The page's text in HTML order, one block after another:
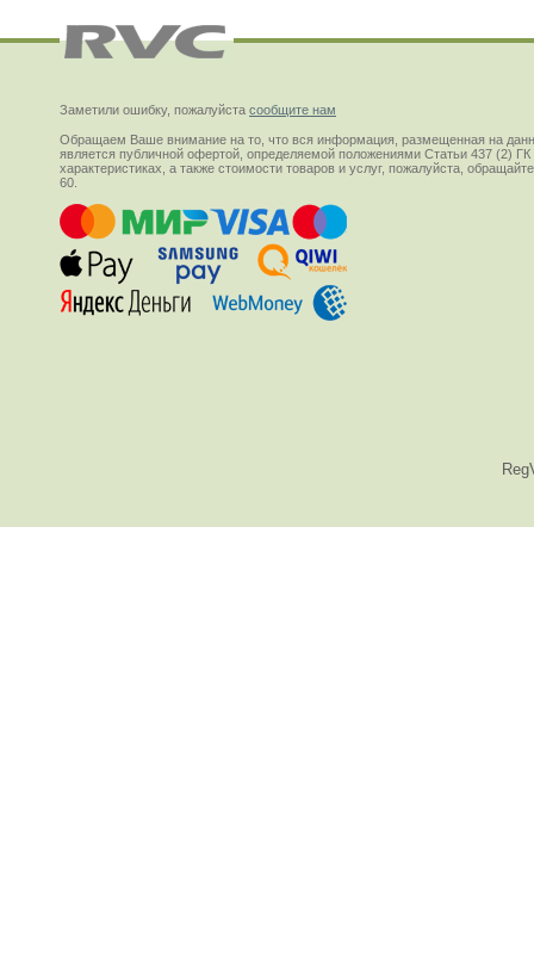
Заметили ошибку, пожалуйста сообщите нам
Обращаем Ваше внимание на то, что вся информация, размещенная на
является публичной офертой, определяемой положениями Статьи 437 (2)
характеристиках, а также стоимости товаров и услуг, пожалуйста,
60.